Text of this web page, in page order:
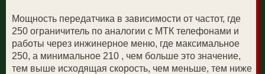
Мощность передатчика в зависимости от частот, где
250 ограничитель по аналогии с МТК телефонами и
работы через инжинерное меню, где максимальное
250, а минимальное 210 , чем больше это значение,
тем выше исходящая скорость, чем меньше, тем ниже